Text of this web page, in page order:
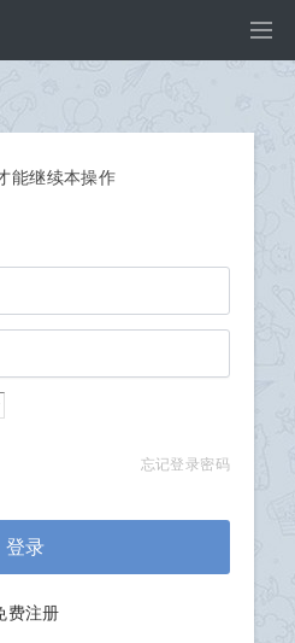
能继续本操作
忘记登录密码
登录
费注册